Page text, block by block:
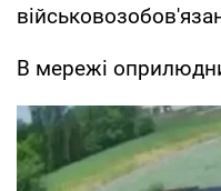
В мережі